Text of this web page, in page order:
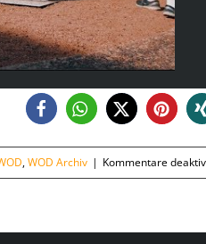
,WOD Archiv | Kommentare